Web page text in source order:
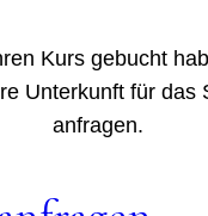
Kurs gebucht
Unterkunft für das
anfragen.